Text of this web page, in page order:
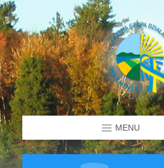
MENU